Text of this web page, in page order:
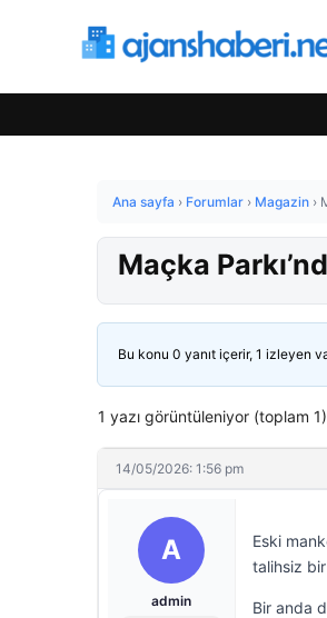
Ana sayfa › Forumlar › Magazin ›
Maçka
Bu konu 0 yanıt içerir, 1 izleyen
1 yazı görüntüleniyor (toplam 1)
14/05/2026: 1:56 pm
A
admin
Eski
talihsiz
Bir anda